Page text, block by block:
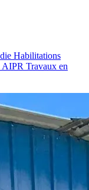
Habilitations
AIPR Travaux en